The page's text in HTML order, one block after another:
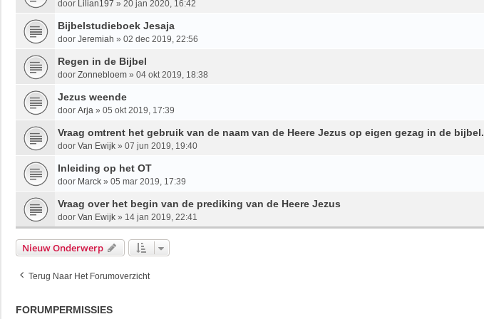
door Lilian197 » 20 jan 2020, 16:42
Bijbelstudieboek Jesaja
door Jeremiah » 02 dec 2019, 22:56
Regen in de Bijbel
door Zonnebloem » 04 okt 2019, 18:38
Jezus weende
door Arja » 05 okt 2019, 17:39
Vraag omtrent het gebruik van de naam van de Heere Jezus op eigen gezag in de bijbel.
door Van Ewijk » 07 jun 2019, 19:40
Inleiding op het OT
door Marck » 05 mar 2019, 17:39
Vraag over het begin van de prediking van de Heere Jezus
door Van Ewijk » 14 jan 2019, 22:41
Nieuw Onderwerp
Terug Naar Het Forumoverzicht
FORUMPERMISSIES